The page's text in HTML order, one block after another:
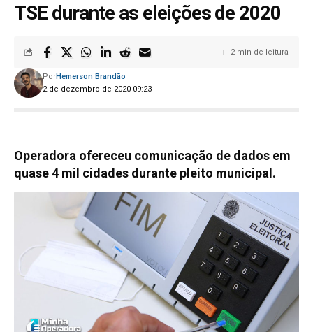
TSE durante as eleições de 2020
2 de dezembro de 2020 09:23
PorHemerson Brandão
2 min de leitura
Operadora ofereceu comunicação de dados em
quase 4 mil cidades durante pleito municipal.